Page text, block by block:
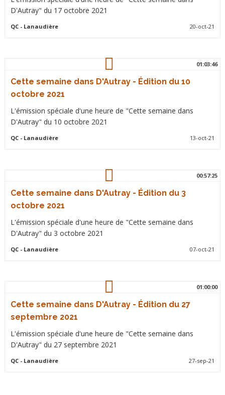
D'Autray" du 17 octobre 2021
QC- Lanaudière 20-oct-21
01:03:46
Cette semaine dans D'Autray - Édition du 10
octobre 2021
L'émission spéciale d'une heure de "Cette semaine dans
D'Autray" du 10 octobre 2021
QC- Lanaudière 13-oct-21
00:57:25
Cette semaine dans D'Autray - Édition du 3
octobre 2021
L'émission spéciale d'une heure de "Cette semaine dans
D'Autray" du 3 octobre 2021
QC- Lanaudière 07-oct-21
01:00:00
Cette semaine dans D'Autray - Édition du 27
septembre 2021
L'émission spéciale d'une heure de "Cette semaine dans
D'Autray" du 27 septembre 2021
QC- Lanaudière 27-sep-21